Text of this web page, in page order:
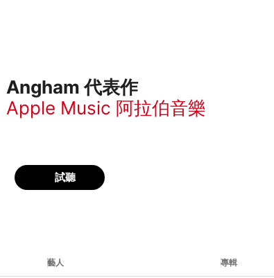
Angham 代表作
Apple Music 阿拉伯音樂
試聽
藝人 專輯